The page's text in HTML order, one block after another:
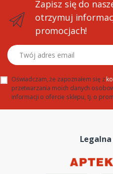
Zapisz się do
otrzymuj
promocjach!
Twój adres email
Oświadczam, że zapoznałem się z
przetwarzania moich danych
informacji o ofercie sklepu, tj. o